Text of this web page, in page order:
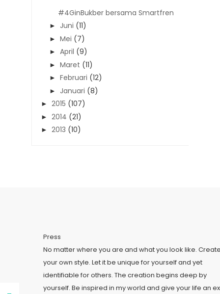
#4GinBukber bersama Smartfren
► Juni (11)
► Mei (7)
► April (9)
► Maret (11)
► Februari (12)
► Januari (8)
► 2015 (107)
► 2014 (21)
► 2013 (10)
Press
No matter where you are and what you look like.
your own style. Let it be unique for yourself and yet
identifiable for others. The creation begins deep by
yourself. Be inspired in my world and give your life an